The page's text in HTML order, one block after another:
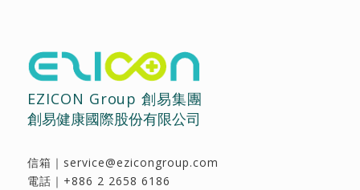
EZICON Group 創易集團
創易健康國際股份有限公司
信箱｜ service@ezicongroup.com
電話｜ +886 2 2658 6186